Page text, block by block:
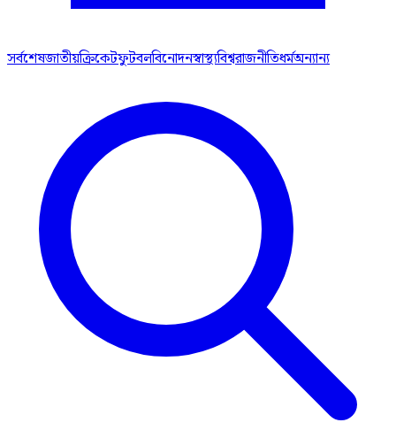
সর্বশেষজাতীয়ক্রিকেটফুটবলবিনোদনস্বাস্থ্যবিশ্বরাজনীতিধর্মঅন্যান্য